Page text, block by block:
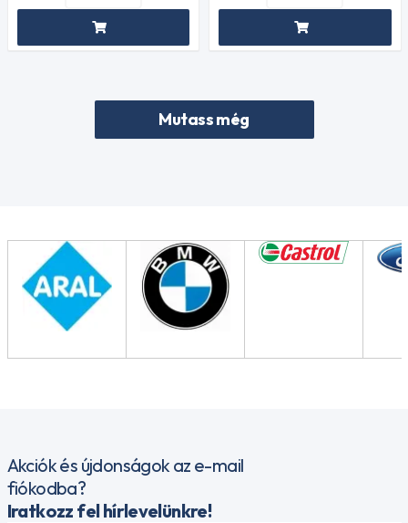
Mutass még
Akciók és újdonságok az e-mail
fiókodba?
Iratkozz fel hírlevelünkre!